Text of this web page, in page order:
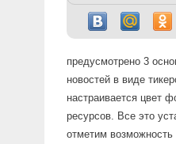
предусмотрено 3
новостей в виде
настраивается цвет
ресурсов. Все это
отметим возможность